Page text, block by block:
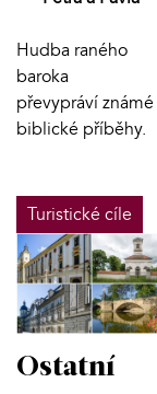
Hudba raného
baroka
převypráví známé
biblické příběhy.
Turistické cíle
Ostatní